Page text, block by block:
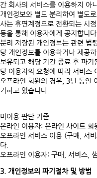
간 회사의 서비스를 이용하지 아
개인정보와 별도 분리하여 별도
사는 휴면계정으로 전환되는 시
등을 통해 이용자에게 공지합니다.
분리 저장된 개인정보는 관련 법
당 개인정보를 이용하거나 제공
보유되고 해당 기간 종료 후 파
당 이용자의 요청에 따라 서비스
오프라인 회원의 경우, 3년 동안
기하고 있습니다.
미이용 판단 기준
온라인 이용자: 온라인 사이트
오프라인 서비스 이용 (구매, 서
다.
오프라인 이용자: 구매, 서비스,
3. 개인정보의 파기절차 및 방법